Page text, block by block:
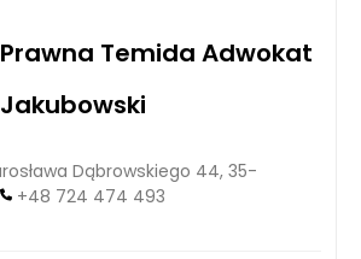
Temida Adwokat
Dąbrowskiego 44, 35-
+48 724 474 493